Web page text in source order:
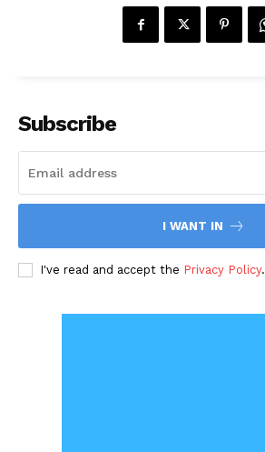
Subscribe
I WANT IN
I've read and accept the Privacy Policy.